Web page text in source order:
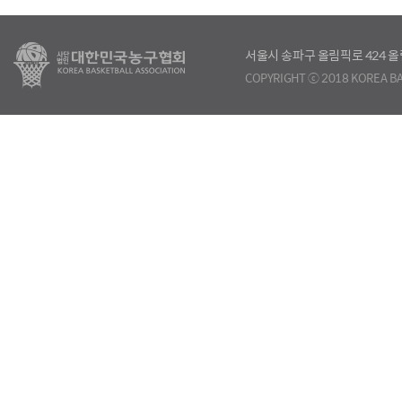
서울시 송파구 올림픽로 424
COPYRIGHT ⓒ 2018 KOREA